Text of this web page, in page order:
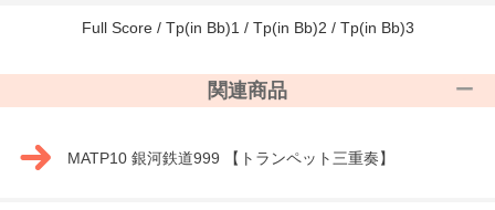
Full Score / Tp(in Bb)1 / Tp(in Bb)2 / Tp(in Bb)3
関連商品
MATP10 銀河鉄道999 【トランペット三重奏】